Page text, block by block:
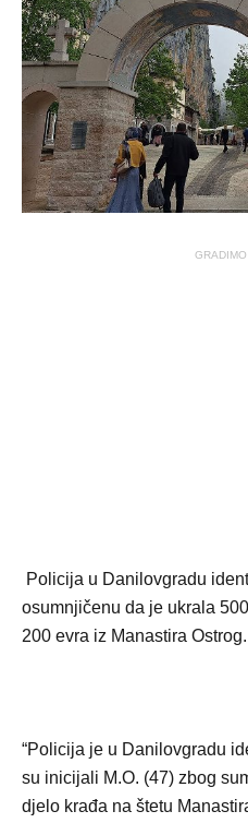
Policija u Danilovgradu
osumnjičenu da je ukrala
200 evra iz Manastira Ostrog.
“Policija je u Danilovgradu
su inicijali M.O. (47) zbog
djelo krađa na štetu